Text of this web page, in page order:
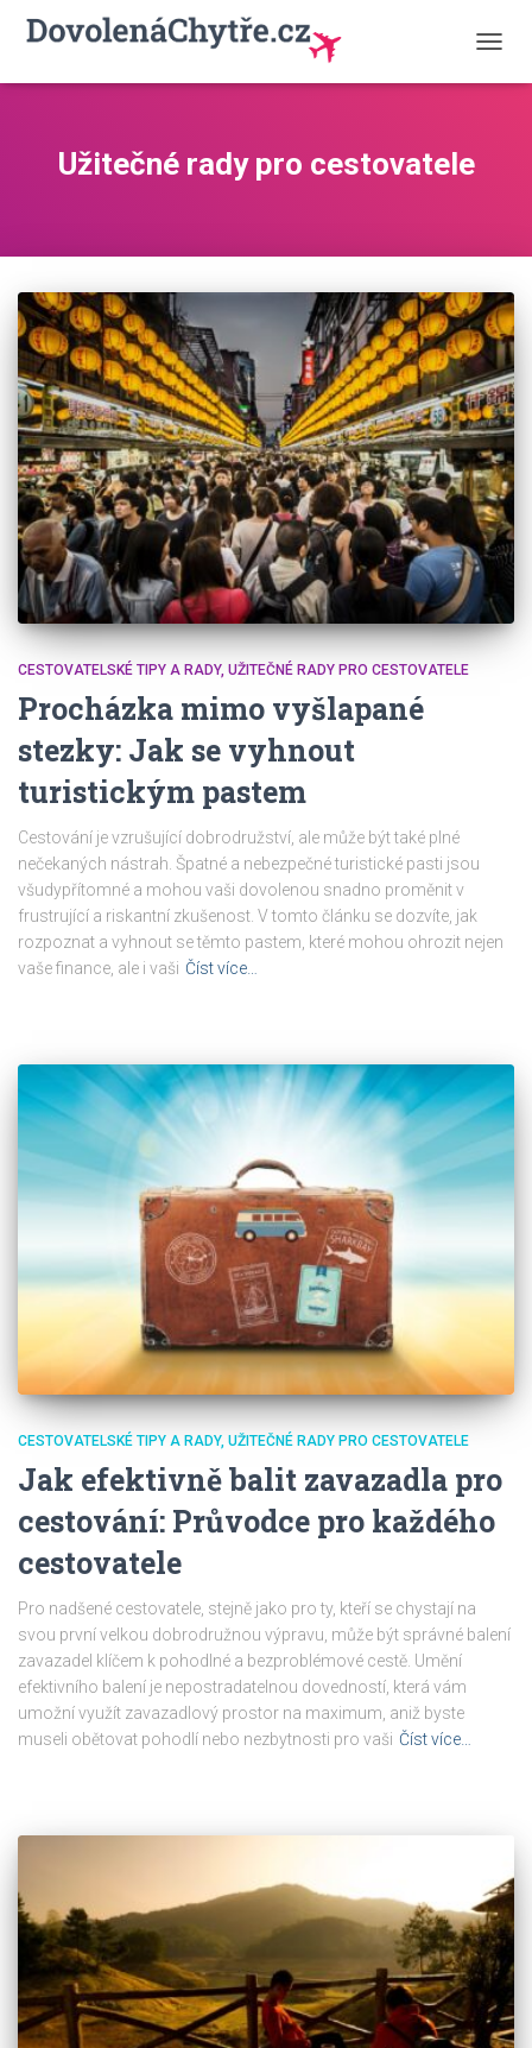
Užitečné rady pro cestovatele
CESTOVATELSKÉ TIPY A RADY UŽITEČNÉ RADY PRO CESTOVATELE
Procházka mimo vyšlapané
stezky: Jak se vyhnout
turistickým pastem
Cestování je vzrušující dobrodružství, ale může být také plné
nečekaných nástrah. Špatné a nebezpečné turistické pasti jsou
všudypřítomné a mohou vaši dovolenou snadno proměnit v
frustrující a riskantní zkušenost. V tomto článku se dozvíte, jak
rozpoznat a vyhnout se těmto pastem, které mohou ohrozit nejen
vaše finance, ale i vaši Číst více…
CESTOVATELSKÉ TIPY A RADY UŽITEČNÉ RADY PRO CESTOVATELE
Jak efektivně balit zavazadla pro
cestování: Průvodce pro každého
cestovatele
Pro nadšené cestovatele, stejně jako pro ty, kteří se chystají na
svou první velkou dobrodružnou výpravu, může být správné balení
zavazadel klíčem k pohodlné a bezproblémové cestě. Umění
efektivního balení je nepostradatelnou dovedností, která vám
umožní využít zavazadlový prostor na maximum, aniž byste
museli obětovat pohodlí nebo nezbytnosti pro vaši Číst více…